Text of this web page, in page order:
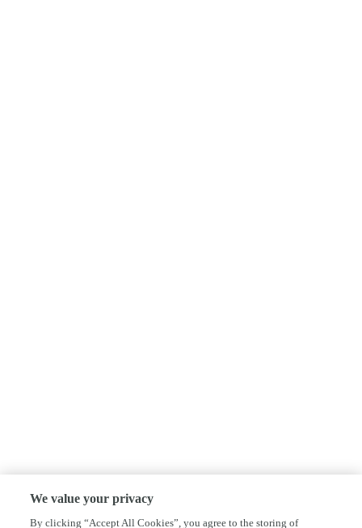
We value your privacy
By clicking “Accept All Cookies”, you agree to the storing of